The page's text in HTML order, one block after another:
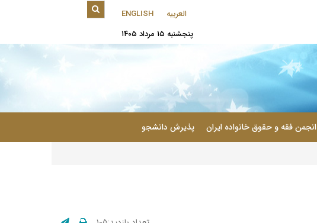
العربیه
ENGLISH
پنجشنبه ۱۵ مرداد ۱۴۰۵
انجمن فقه و حقوق خانواده ایران پذیرش دانشجو